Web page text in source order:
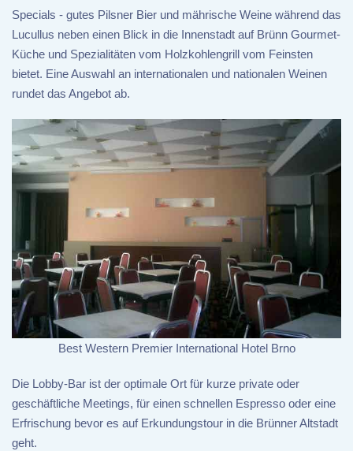
Specials - gutes Pilsner Bier und mährische Weine während das
Lucullus neben einen Blick in die Innenstadt auf Brünn Gourmet-
Küche und Spezialitäten vom Holzkohlengrill vom Feinsten
bietet. Eine Auswahl an internationalen und nationalen Weinen
rundet das Angebot ab.
Best Western Premier International Hotel Brno
Die Lobby-Bar ist der optimale Ort für kurze private oder
geschäftliche Meetings, für einen schnellen Espresso oder eine
Erfrischung bevor es auf Erkundungstour in die Brünner Altstadt
geht.